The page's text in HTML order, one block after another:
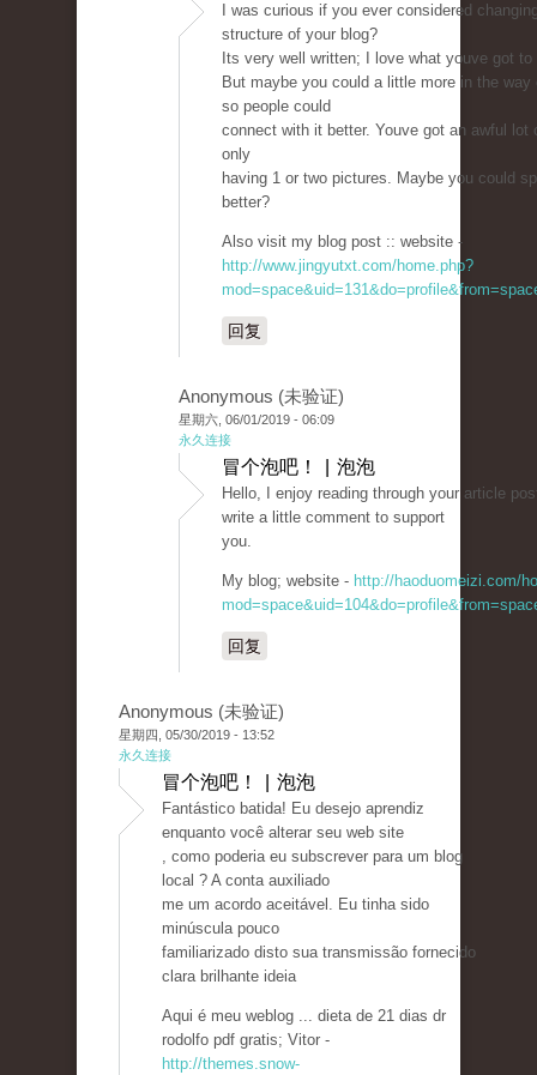
I was curious if you ever considered
structure of your blog?
Its very well written; I love what youve got to
But maybe you could a little more in the way
so people could
connect with it better. Youve got an awful lot
only
having 1 or two pictures. Maybe you could
better?
Also visit my blog post :: website -
http://www.jingyutxt.com/home.php?
回复
Anonymous (未验证)
星期六, 06/01/2019 - 06:09
永久连接
冒个泡吧！ | 泡泡
Hello, I enjoy reading through your article
write a little comment to support
you.
My blog; website - http://haoduomeizi.com/
回复
Anonymous (未验证)
星期四, 05/30/2019 - 13:52
永久连接
冒个泡吧！ | 泡泡
Fantástico batida! Eu desejo aprendiz
enquanto você alterar seu web site
, como poderia eu subscrever para um blog
local ? A conta auxiliado
me um acordo aceitável. Eu tinha sido
minúscula pouco
familiarizado disto sua transmissão fornecido
clara brilhante ideia
Aqui é meu weblog ... dieta de 21 dias dr
rodolfo pdf gratis; Vitor -
http://themes.snow-